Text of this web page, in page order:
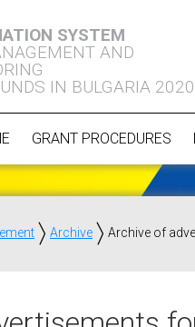
SYSTEM
AND
IN BULGARIA 2020
GRANT PROCEDURES
Archive Archive of